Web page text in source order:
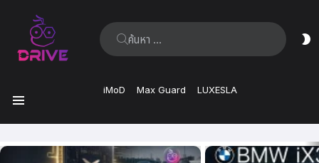
ค้นหา:
iMoD Max Guard LUXESLA